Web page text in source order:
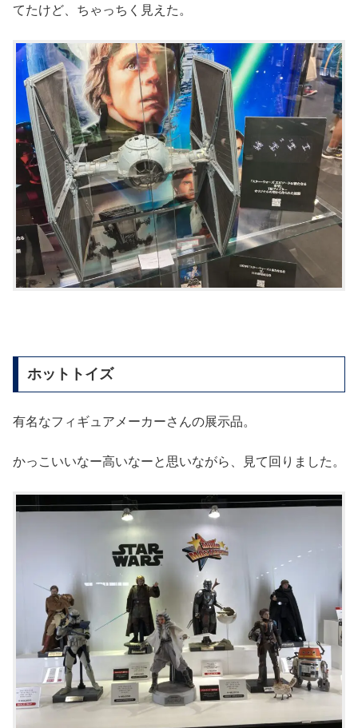
てたけど、ちゃっちく見えた。
ホットトイズ
有名なフィギュアメーカーさんの展示品。
かっこいいなー高いなーと思いながら、見て回りました。